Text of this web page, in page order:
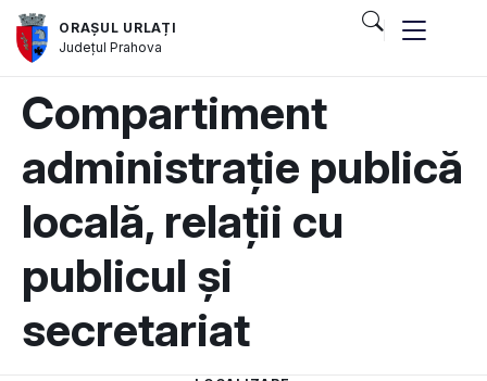
ORAȘUL URLAȚI
JudețulPrahova
Compartiment
administrație publică
locală, relații cu
publicul și
secretariat